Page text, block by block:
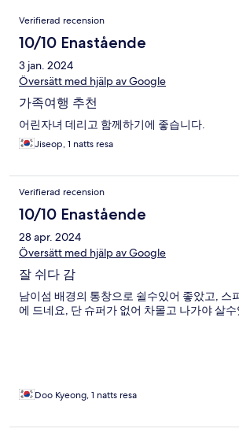
Recensioner
Verifierad recension
10/10 Enastående
3 jan. 2024
Översätt med hjälp av Google
가족여행 추천
어린자녀 데리고 함께하기에 좋습니다.
Jiseop, 1 natts resa
Verifierad recension
10/10 Enastående
28 apr. 2024
Översätt med hjälp av Google
잘 쉬다 감
남이섬 배경의 통창으로 쉴수있어 좋았고, 스
에 드네요, 단 슈퍼가 없어 차몰고 나가야 살수
Doo Kyeong, 1 natts resa